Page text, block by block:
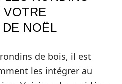
VOTRE
NOËL
de bois, il est
les intégrer au